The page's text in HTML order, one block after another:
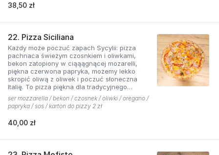
38,50 zł
22. Pizza Siciliana
Każdy może poczuć zapach Sycylii: pizza
pachnaca świeżym czosnkiem i oliwkami,
bekon zatopiony w ciąąągnącej mozarelli,
piękna czerwona papryka, możemy lekko
skropić oliwą z oliwek i poczuć słoneczna
Italię. To pizza piękna dla tradycyjnego
podniebienia
ser mozzarella / bekon / czosnek / oliwki / oregano /
papryka / sos / karton do pizzy 2 zł
40,00 zł